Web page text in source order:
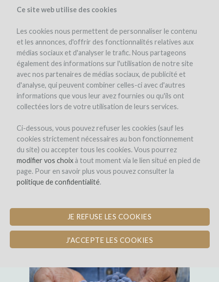
Ce site web utilise des cookies
Les cookies nous permettent de personnaliser le contenu
et les annonces, d'offrir des fonctionnalités relatives aux
médias sociaux et d'analyser le trafic. Nous partageons
également des informations sur l'utilisation de notre site
avec nos partenaires de médias sociaux, de publicité et
d'analyse, qui peuvent combiner celles-ci avec d'autres
informations que vous leur avez fournies ou qu'ils ont
collectées lors de votre utilisation de leurs services.
Ci-dessous, vous pouvez refuser les cookies (sauf les
cookies strictement nécessaires au bon fonctionnement
du site) ou accepter tous les cookies. Vous pourrez
modifier vos choixà tout moment via le lien situé en pied de
page. Pour en savoir plus vous pouvez consulter la
politique de confidentialité.
JE REFUSE LES COOKIES
J'ACCEPTE LES COOKIES
REGISTRO
Bienvenido a
LA PRIMERA PLATAFORMA DE
CROWDFUNDING EXPERTA DEL VINO